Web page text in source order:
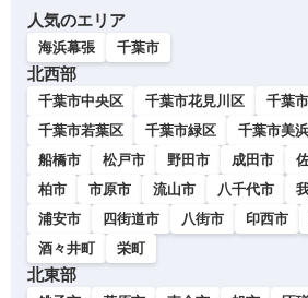
人気のエリア
海浜幕張 千葉市
北西部
千葉市中央区 千葉市花見川区
千葉
千葉市若葉区
千葉市緑区 千葉市美
船橋市
松戸市 野田市 成田市
柏市
市原市 流山市 八千代市
浦安市
四街道市 八街市 印西市
酒々井町
栄町
北東部